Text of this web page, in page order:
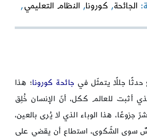
جائحة
الجائحة, كورونا, النظام التعليمي ,
حدثًا جللًا يتمثّل في جائحة كورونا؛ هذا
أثبت للعالم ككل، أنّ الإنسان خُلِق
جزوعًا، هذا الوباء الذي لا يُرى بالعين،
سوى الشّكوى، استطاع أن يقضي على